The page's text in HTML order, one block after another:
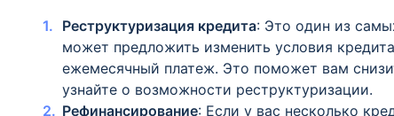
Реструктуризация кредита: Это один из
может предложить изменить условия
ежемесячный платеж. Это поможет вам
узнайте о возможности реструктуризации.
Рефинансирование: Если у вас несколько